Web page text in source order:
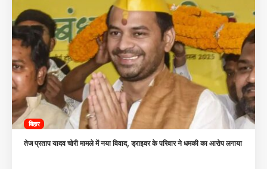
बिहार
तेज प्रताप यादव चोरी मामले में नया विवाद, ड्राइवर के परिवार ने धमकी का आरोप लगाया